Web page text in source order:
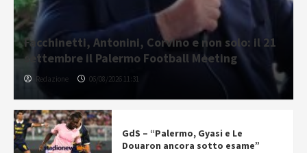
Facchinetti, Antonini, Corvino e non solo: il 21
settembre il Palermo Football Meeting
Redazione 06/08/2026 11:31
GdS – “Palermo, Gyasi e Le
Douaron ancora sotto esame”